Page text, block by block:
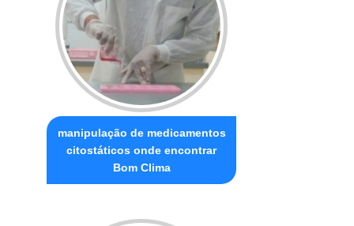
manipulação de medicamentos
citostáticos onde encontrar
Bom Clima